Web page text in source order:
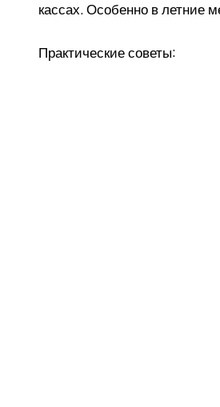
кассах. Особенно в летние
Практические советы: